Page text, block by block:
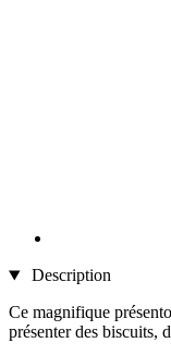
Description
Ce magnifique
présenter des biscuits,